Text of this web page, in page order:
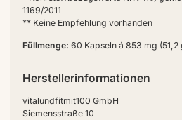
1169/2011
** Keine Empfehlung vorhanden
Füllmenge: 60 Kapseln á 853 mg (51,2
Herstellerinformationen
vitalundfitmit100 GmbH
Siemensstraße 10